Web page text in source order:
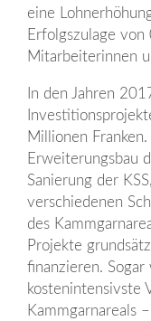
eine
Erfolgszulage
Mitarbeiterinnen
In den Jahren
Millionen
Erweiterungsbau
Sanierung der
verschiedenen
des
Projekte
finanzieren.
kostenintensivste
Kammgarnareals